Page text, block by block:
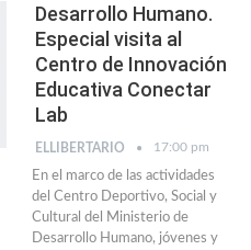
Desarrollo Humano.
Especial visita al
Centro de Innovación
Educativa Conectar
Lab
ELLIBERTARIO 17:00 pm
En el marco de las actividades
del Centro Deportivo, Social y
Cultural del Ministerio de
Desarrollo Humano, jóvenes y